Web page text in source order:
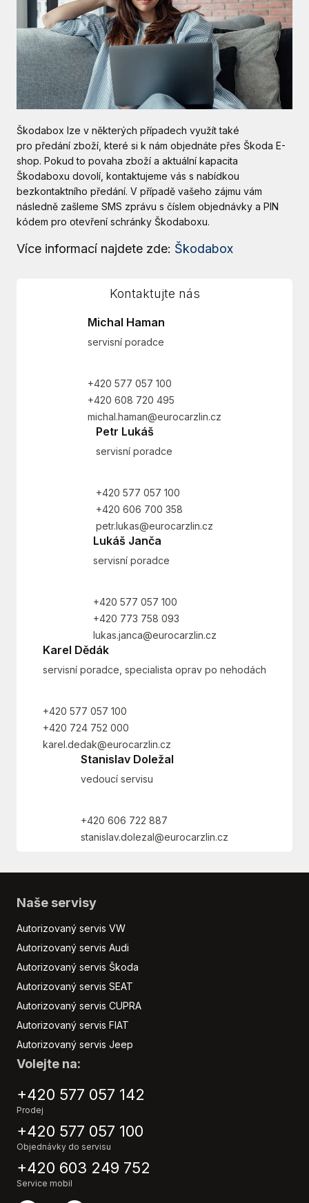
Škodabox lze v některých případech využít také
pro předání zboží, které si k nám objednáte přes Škoda E-
shop. Pokud to povaha zboží a aktuální kapacita
Škodaboxu dovolí, kontaktujeme vás s nabídkou
bezkontaktního předání. V případě vašeho zájmu vám
následně zašleme SMS zprávu s číslem objednávky a PIN
kódem pro otevření schránky Škodaboxu.
Více informací najdete zde: Škodabox
Kontaktujte nás
Michal Haman
servisní poradce
+420 577 057 100
+420 608 720 495
michal.haman@eurocarzlin.cz
Petr Lukáš
servisní poradce
+420 577 057 100
+420 606 700 358
petr.lukas@eurocarzlin.cz
Lukáš Janča
servisní poradce
+420 577 057 100
+420 773 758 093
lukas.janca@eurocarzlin.cz
Karel Dědák
servisní poradce, specialista oprav po nehodách
+420 577 057 100
+420 724 752 000
karel.dedak@eurocarzlin.cz
Stanislav Doležal
vedoucí servisu
+420 606 722 887
stanislav.dolezal@eurocarzlin.cz
Naše servisy
Autorizovaný servis VW
Autorizovaný servis Audi
Autorizovaný servis Škoda
Autorizovaný servis SEAT
Autorizovaný servis CUPRA
Autorizovaný servis FIAT
Autorizovaný servis Jeep
Volejte na:
+420 577 057 142
Prodej
+420 577 057 100
Objednávky do servisu
+420 603 249 752
Service mobil